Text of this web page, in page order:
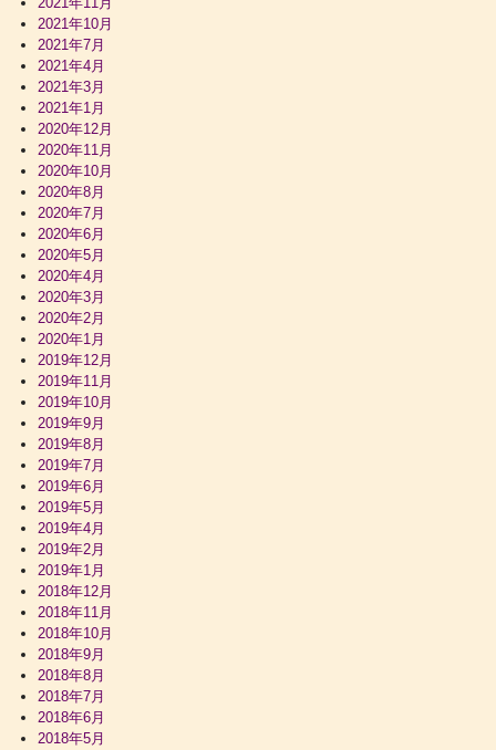
2021年10月
2021年7月
2021年4月
2021年3月
2021年1月
2020年12月
2020年11月
2020年10月
2020年8月
2020年7月
2020年6月
2020年5月
2020年4月
2020年3月
2020年2月
2020年1月
2019年12月
2019年11月
2019年10月
2019年9月
2019年8月
2019年7月
2019年6月
2019年5月
2019年4月
2019年2月
2019年1月
2018年12月
2018年11月
2018年10月
2018年9月
2018年8月
2018年7月
2018年6月
2018年5月